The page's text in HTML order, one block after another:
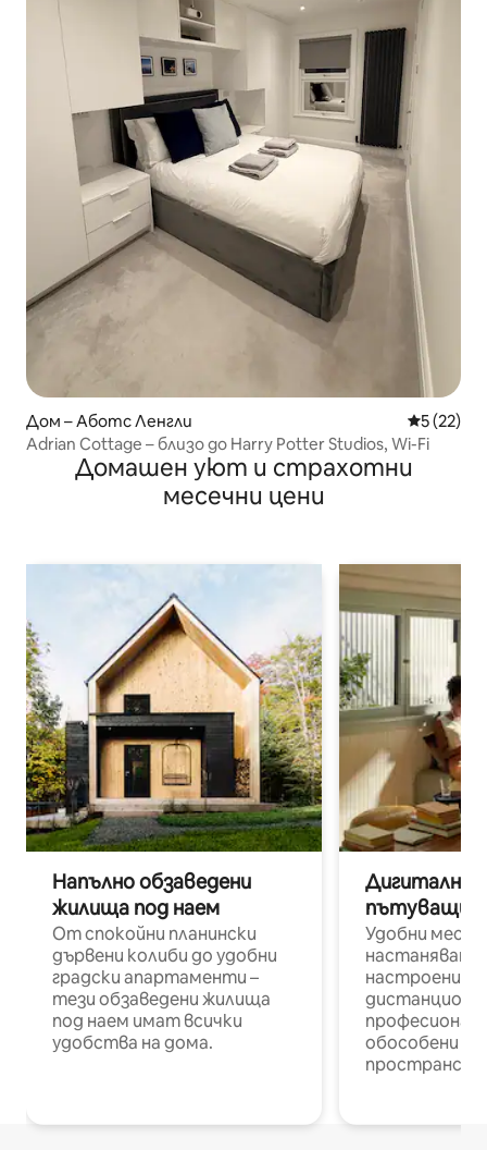
Дом – Аботс Ленгли Средна
5 (22)
Adrian Cottage – близо до Harry Potter Studios, Wi-Fi
Домашен уют и страхотни
месечни цени
Напълно обзаведени
жилища под наем
От спокойни планински
дървени колиби до удобни
градски апартаменти –
тези обзаведени жилища
под наем имат всички
удобства на дома.
Дигитални
пътуващи
Удобни
настаняване
настроени и
обособени